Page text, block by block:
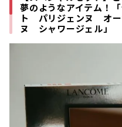
夢のようなアイテム！
ト パリジェンヌ オー
ヌ シャワージェル」